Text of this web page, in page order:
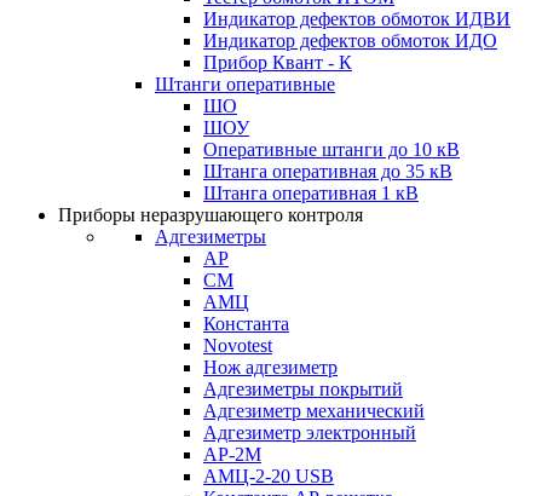
Индикатор дефектов обмоток ИДВИ
Индикатор дефектов обмоток ИДО
Прибор Квант - К
Штанги оперативные
ШО
ШОУ
Оперативные штанги до 10 кВ
Штанга оперативная до 35 кВ
Штанга оперативная 1 кВ
Приборы неразрушающего контроля
Адгезиметры
АР
СМ
АМЦ
Константа
Novotest
Нож адгезиметр
Адгезиметры покрытий
Адгезиметр механический
Адгезиметр электронный
АР-2М
АМЦ-2-20 USB